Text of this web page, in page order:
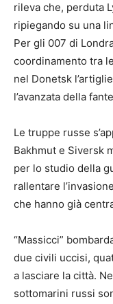
rileva che, perduta
ripiegando su una
Per gli 007 di
coordinamento tra
nel Donetsk
l’avanzata della
Le truppe russe
Bakhmut e Siversk
per lo studio della
rallentare
che hanno già
“Massicci”
due civili uccisi,
a lasciare la città.
sottomarini russi